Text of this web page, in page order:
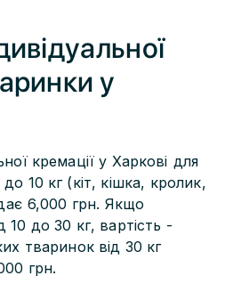
у
кремації у Харкові для
10 кг (кіт, кішка, кролик,
6,000 грн. Якщо
10 до 30 кг, вартість -
тваринок від 30 кг
грн.